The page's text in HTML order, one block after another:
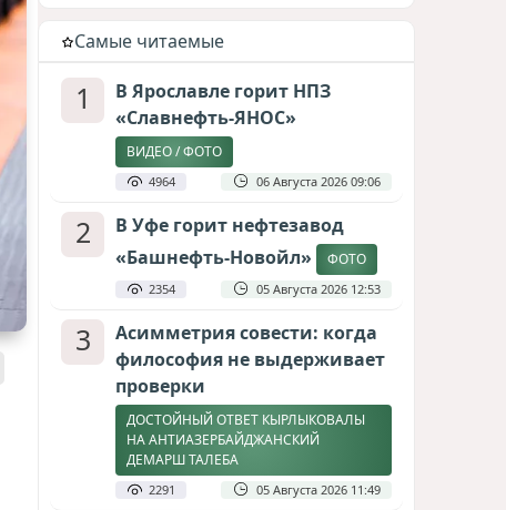
Cамые читаемые
1
В Ярославле горит НПЗ
«Славнефть-ЯНОС»
ВИДЕО / ФОТО
4964 06 Августа 2026 09:06
2
В Уфе горит нефтезавод
«Башнефть-Новойл»
ФОТО
2354 05 Августа 2026 12:53
3
Асимметрия совести: когда
философия не выдерживает
проверки
ДОСТОЙНЫЙ ОТВЕТ КЫРЛЫКОВАЛЫ
НА АНТИАЗЕРБАЙДЖАНСКИЙ
ДЕМАРШ ТАЛЕБА
2291 05 Августа 2026 11:49